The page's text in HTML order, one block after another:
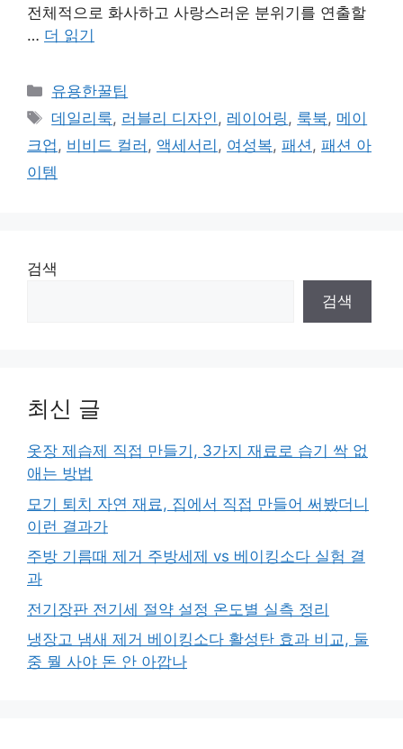
전체적으로 화사하고 사랑스러운 분위기를 연출할
… 더 읽기
카
테
리
유용한꿀팁
태
그
데일리룩, 러블리 디자인, 레이어링, 룩북, 메이
크업, 비비드 컬러 , 액세서리 , 여성복, 패션, 패션 아
이템
검색
검색
최신 글
옷장 제습제 직접 만들기, 3가지 재료로 습기 싹 없
애는 방법
모기 퇴치 자연 재료, 집에서 직접 만들어 써봤더니
이런 결과가
주방 기름때 제거 주방세제 vs 베이킹소다 실험 결
과
전기장판 전기세 절약 설정 온도별 실측 정리
냉장고 냄새 제거 베이킹소다 활성탄 효과 비교, 둘
중 뭘 사야 돈 안 아깝나